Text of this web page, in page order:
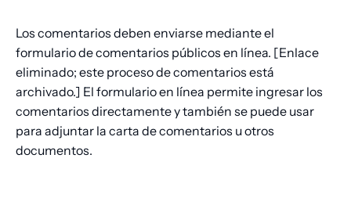
Los comentarios deben enviarse mediante el
formulario de comentarios públicos en línea. [Enlace
eliminado; este proceso de comentarios está
archivado.] El formulario en línea permite ingresar los
comentarios directamente y también se puede usar
para adjuntar la carta de comentarios u otros
documentos.